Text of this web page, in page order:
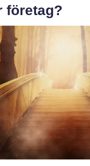
företag?